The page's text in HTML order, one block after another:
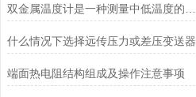
什么情况下选择远传压力或差压变送器
端面热电阻结构组成及操作注意事项